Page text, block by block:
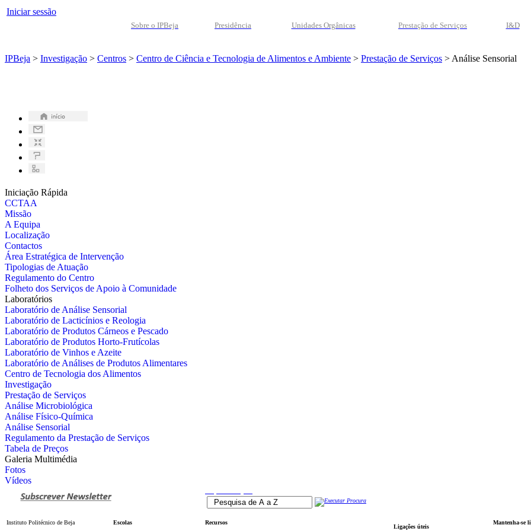
Iniciar sessão
Sobre o IPBeja Presidência Unidades Orgânicas Prestação de Serviços I&D
IPBeja > Investigação > Centros > Centro de Ciência e Tecnologia de Alimentos e Ambiente > Prestação de Serviços > Análise Sensorial
Iniciação Rápida
CCTAA
Missão
A Equipa
Localização
Contactos
Área Estratégica de Intervenção
Tipologias de Atuação
Regulamento do Centro
Folheto dos Serviços de Apoio à Comunidade
Laboratórios
Laboratório de Análise Sensorial
Laboratório de Lacticínios e Reologia
Laboratório de Produtos Cárneos e Pescado
Laboratório de Produtos Horto-Frutícolas
Laboratório de Vinhos e Azeite
Laboratório de Análises de Produtos Alimentares
Centro de Tecnologia dos Alimentos
Investigação
Prestação de Serviços
Análise Microbiológica
Análise Físico-Química
Análise Sensorial
Regulamento da Prestação de Serviços
Tabela de Preços
Galeria Multimédia
Fotos
Vídeos
Instituto Politécnico de Beja Escolas Recursos
Ligações úteis
Mantenha-se